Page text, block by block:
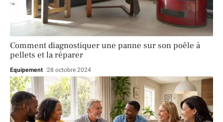
Comment diagnostiquer une panne sur son poêle à
pellets et la réparer
Equipement 28 octobre 2024